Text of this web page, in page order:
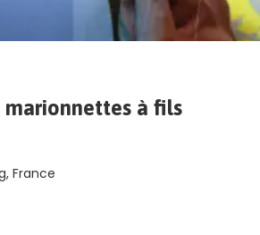
marionnettes à fils
France